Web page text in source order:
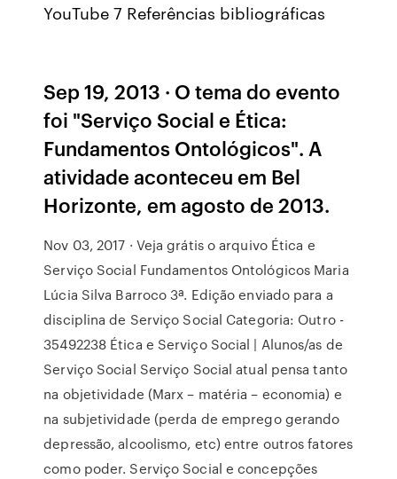
YouTube 7 Referências bibliográficas
Sep 19, 2013 · O tema do evento
foi "Serviço Social e Ética:
Fundamentos Ontológicos". A
atividade aconteceu em Bel
Horizonte, em agosto de 2013.
Nov 03, 2017 · Veja grátis o arquivo Ética e
Serviço Social Fundamentos Ontológicos Maria
Lúcia Silva Barroco 3ª. Edição enviado para a
disciplina de Serviço Social Categoria: Outro -
35492238 Ética e Serviço Social | Alunos/as de
Serviço Social Serviço Social atual pensa tanto
na objetividade (Marx – matéria – economia) e
na subjetividade (perda de emprego gerando
depressão, alcoolismo, etc) entre outros fatores
como poder. Serviço Social e concepções